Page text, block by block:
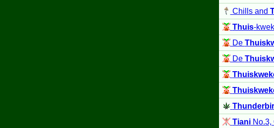
Chills and
Thuis-
De
De
TianiNo.3,